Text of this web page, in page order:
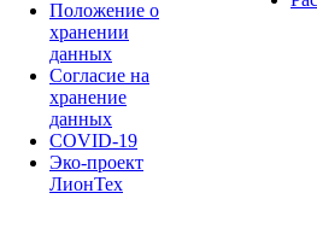
Положение о
хранении
данных
Согласие на
хранение
данных
COVID-19
Эко-проект
ЛионТех